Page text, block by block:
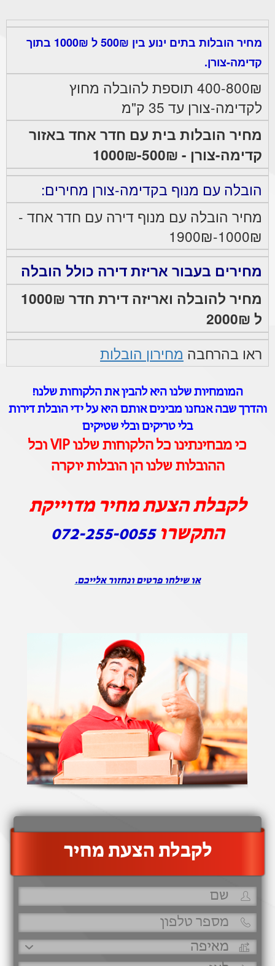
מחיר הובלות בתים ינוע בין 500₪ ל 1000₪ בתוך
קדימה-צורן.
400-800₪ תוספת להובלה מחוץ
לקדימה-צורן עד 35 ק"מ
מחיר הובלות בית עם חדר אחד באזור
קדימה-צורן - 500₪-1000₪
הובלה עם מנוף בקדימה-צורן מחירים:
מחיר הובלה עם מנוף דירה עם חדר אחד -
1000₪-1900₪
מחירים בעבור אריזת דירה כולל הובלה
מחיר להובלה ואריזה דירת חדר 1000₪
ל 2000₪
ראו בהרחבה מחירון הובלות
המומחיות שלנו היא להבין את הלקוחות שלנו!
והדרך שבה אנחנו מבינים אותם היא על ידי הובלת דירות
בלי טריקים ובלי שטיקים
כי מבחינתינו כל הלקוחות שלנו VIP וכל
ההובלות שלנו הן הובלות יוקרה
לקבלת הצעת מחיר מדוייקת
התקשרו072-255-0055
או שילחו פרטים ונחזור אלייכם.
‫לקבלת הצעת מחיר